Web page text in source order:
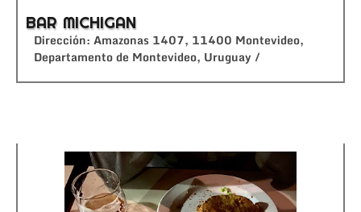
BAR MICHIGAN
Dirección: Amazonas 1407, 11400 Montevideo,
Departamento de Montevideo, Uruguay /